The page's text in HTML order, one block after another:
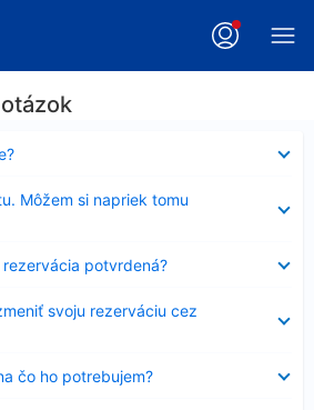
Môžem si napriek tomu
potvrdená?
svoju rezerváciu cez
čo ho potrebujem?